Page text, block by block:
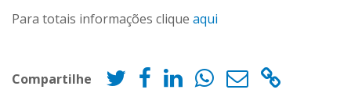
Para totais informações clique aqui
Compartilhe